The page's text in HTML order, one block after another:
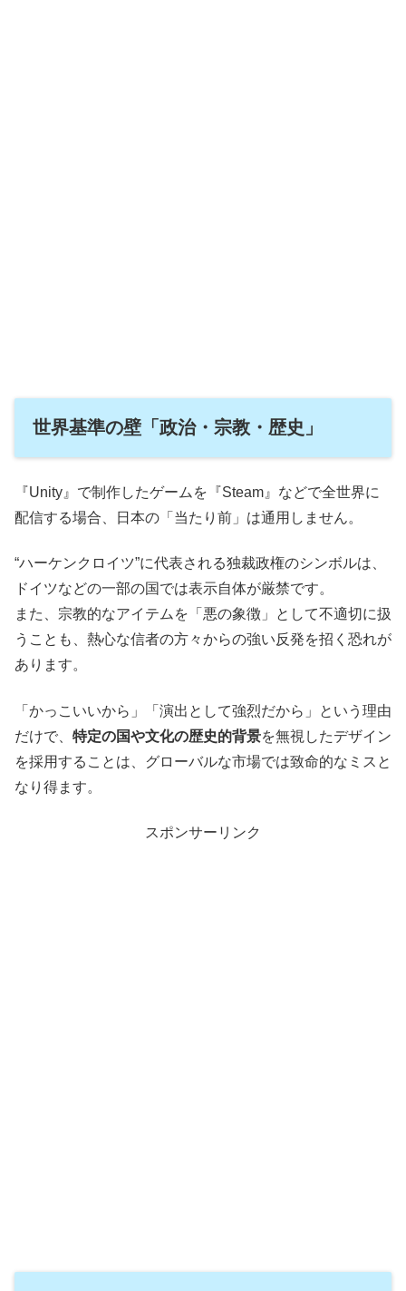
世界基準の壁「政治・宗教・歴史」
『Unity』で制作したゲームを『Steam』などで全世界に
配信する場合、日本の「当たり前」は通用しません。
“ハーケンクロイツ”に代表される独裁政権のシンボルは、
ドイツなどの一部の国では表示自体が厳禁です。
また、宗教的なアイテムを「悪の象徴」として不適切に扱
うことも、熱心な信者の方々からの強い反発を招く恐れが
あります。
「かっこいいから」「演出として強烈だから」という理由
だけで、 特定の国や文化の歴史的背景を無視したデザイン
を採用することは、グローバルな市場では致命的なミスと
なり得ます。
スポンサーリンク